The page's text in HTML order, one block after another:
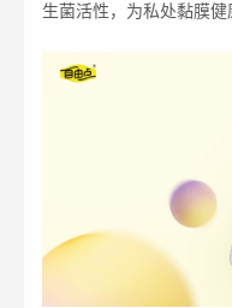
生菌活性，为私处黏膜健